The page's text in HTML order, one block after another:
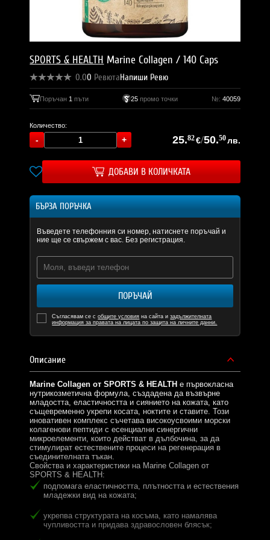
SPORTS & HEALTH Marine Collagen / 140 Caps
0.00 РевютаНапиши Ревю
Поръчан 1 пъти 25промо точки №: 40059
Количество:
25.82€/50.50лв.
ДОБАВИ В КОЛИЧКАТА
БЪРЗА ПОРЪЧКА
Въведете телефонния си номер, натиснете поръчай и
ние ще се свържем с вас. Без регистрация.
ПОРЪЧАЙ
Съгласявам се собщите условия на сайта изадължителната
информация за правата на лицата по защита на личните данни.
Описание
Marine Collagen от SPORTS & HEALTH е първокласна
нутрикозметична формула, създадена да възвърне
младостта, еластичността и сиянието на кожата, като
същевременно укрепи косата, ноктите и ставите. Този
иновативен комплекс съчетава високоусвоими морски
колагенови пептиди с есенциални синергични
микроелементи, които действат в дълбочина, за да
стимулират естествените процеси на регенерация в
съединителната тъкан.
Свойства и характеристики на Marine Collagen от
SPORTS & HEALTH:
подпомага еластичността, плътността и естествения
младежки вид на кожата;
укрепва структурата на косъма, като намалява
чупливостта и придава здравословен блясък;